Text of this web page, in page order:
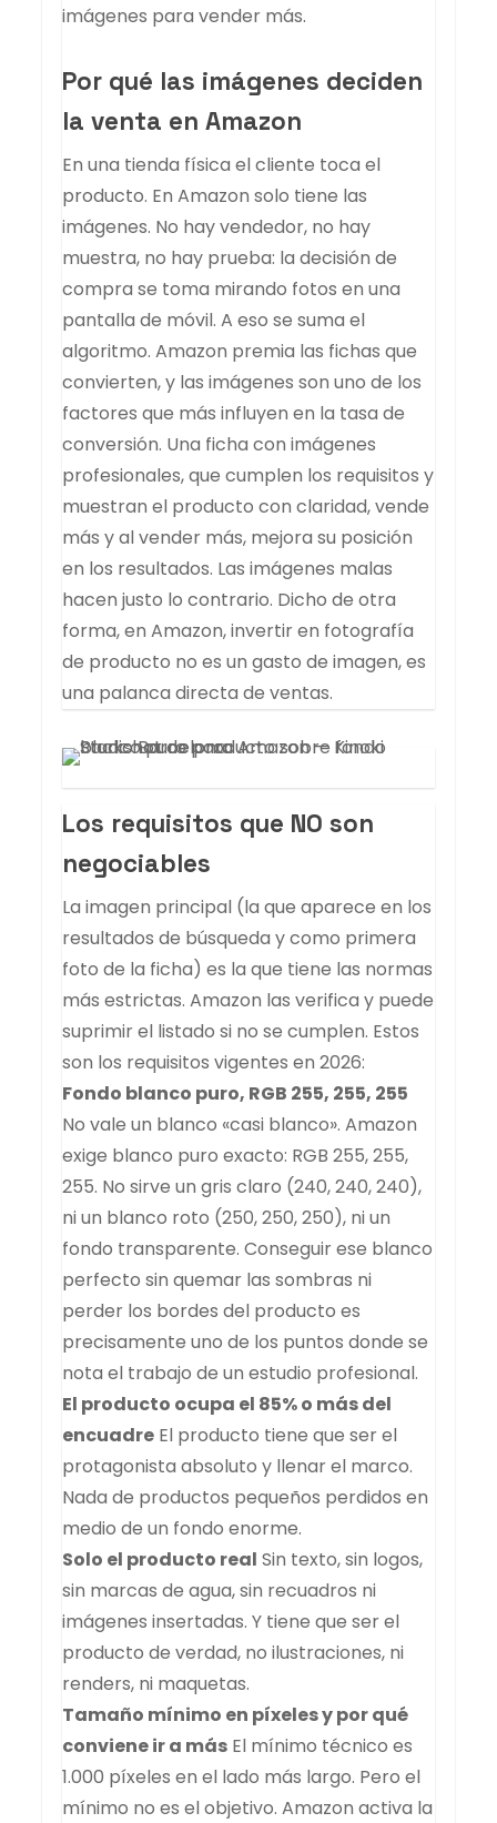
imágenes para vender más.
Por qué las imágenes deciden
la venta en Amazon
En una tienda física el cliente toca el
producto. En Amazon solo tiene las
imágenes. No hay vendedor, no hay
muestra, no hay prueba: la decisión de
compra se toma mirando fotos en una
pantalla de móvil. A eso se suma el
algoritmo. Amazon premia las fichas que
convierten, y las imágenes son uno de los
factores que más influyen en la tasa de
conversión. Una ficha con imágenes
profesionales, que cumplen los requisitos y
muestran el producto con claridad, vende
más y al vender más, mejora su posición
en los resultados. Las imágenes malas
hacen justo lo contrario. Dicho de otra
forma, en Amazon, invertir en fotografía
de producto no es un gasto de imagen, es
una palanca directa de ventas.
Los requisitos que NO son
negociables
La imagen principal (la que aparece en los
resultados de búsqueda y como primera
foto de la ficha) es la que tiene las normas
más estrictas. Amazon las verifica y puede
suprimir el listado si no se cumplen. Estos
son los requisitos vigentes en 2026:
Fondo blanco puro, RGB 255, 255, 255
No vale un blanco «casi blanco». Amazon
exige blanco puro exacto: RGB 255, 255,
255. No sirve un gris claro (240, 240, 240),
ni un blanco roto (250, 250, 250), ni un
fondo transparente. Conseguir ese blanco
perfecto sin quemar las sombras ni
perder los bordes del producto es
precisamente uno de los puntos donde se
nota el trabajo de un estudio profesional.
El producto ocupa el 85% o más del
encuadre El producto tiene que ser el
protagonista absoluto y llenar el marco.
Nada de productos pequeños perdidos en
medio de un fondo enorme.
Solo el producto real Sin texto, sin logos,
sin marcas de agua, sin recuadros ni
imágenes insertadas. Y tiene que ser el
producto de verdad, no ilustraciones, ni
renders, ni maquetas.
Tamaño mínimo en píxeles y por qué
conviene ir a más El mínimo técnico es
1.000 píxeles en el lado más largo. Pero el
mínimo no es el objetivo. Amazon activa la